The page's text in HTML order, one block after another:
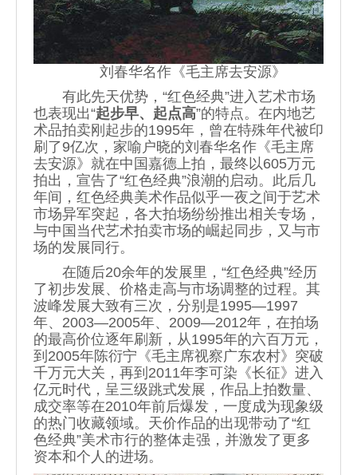
刘春华名作《毛主席去安源》
有此先天优势，“红色经典”进入艺术市场
也表现出“起步早、起点高”的特点。在内地艺
术品拍卖刚起步的1995年，曾在特殊年代被印
刷了9亿次，家喻户晓的刘春华名作《毛主席
去安源》就在中国嘉德上拍，最终以605万元
拍出，宣告了“红色经典”浪潮的启动。此后几
年间，红色经典美术作品似乎一夜之间于艺术
市场异军突起，各大拍场纷纷推出相关专场，
与中国当代艺术拍卖市场的崛起同步，又与市
场的发展同行。
在随后20余年的发展里，“红色经典”经历
了初步发展、价格走高与市场调整的过程。其
波峰发展大致有三次，分别是1995—1997
年、2003—2005年、2009—2012年，在拍场
的最高价位逐年刷新，从1995年的六百万元，
到2005年陈衍宁《毛主席视察广东农村》突破
千万元大关，再到2011年李可染《长征》进入
亿元时代，呈三级跳式发展，作品上拍数量、
成交率等在2010年前后爆发，一度成为现象级
的热门收藏领域。天价作品的出现带动了“红
色经典”美术市行的整体走强，并激发了更多
资本和个人的进场。